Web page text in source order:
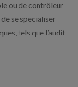
ou de contrôleur
se spécialiser
tels que l’audit